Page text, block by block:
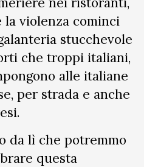
violenza cominci
stucchevole
che troppi italiani,
alle italiane
per strada e anche
da lì che potremmo
questa